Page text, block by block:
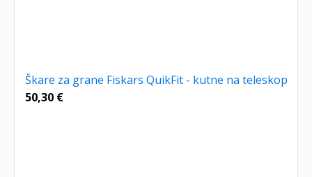
Škare za grane Fiskars QuikFit - kutne na teleskop
50,30 €